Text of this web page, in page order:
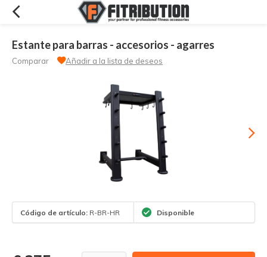
Estante para barras - accesorios - agarres
Comparar Añadir a la lista de deseos
Código de artículo: R-BR-HR Disponible